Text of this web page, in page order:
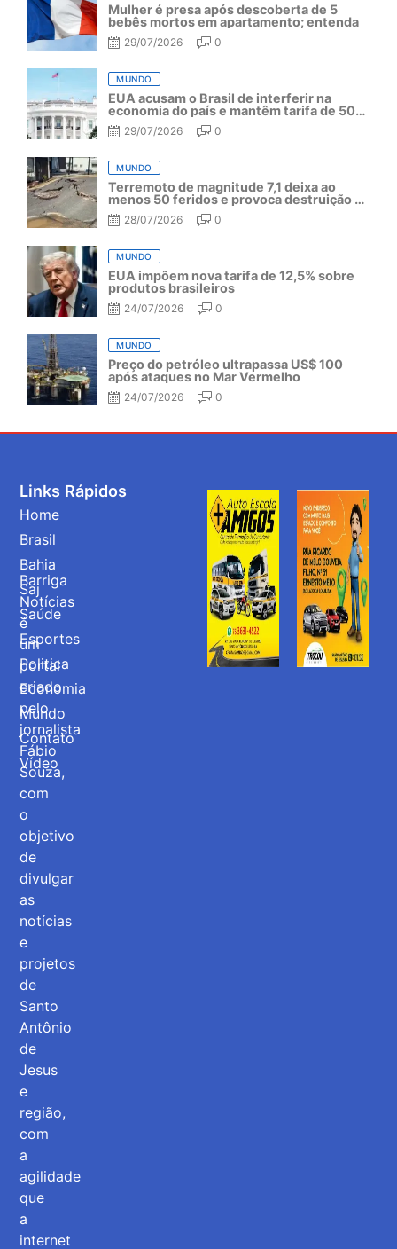
Mulher é presa após descoberta de 5
bebês mortos em apartamento; entenda
29/07/2026 0
MUNDO
EUA acusam o Brasil de interferir na
economia do país e mantêm tarifa de 50%
por mais um ano
29/07/2026 0
MUNDO
Terremoto de magnitude 7,1 deixa ao
menos 50 feridos e provoca destruição no
Japão
28/07/2026 0
MUNDO
EUA impõem nova tarifa de 12,5% sobre
produtos brasileiros
24/07/2026 0
MUNDO
Preço do petróleo ultrapassa US$ 100
após ataques no Mar Vermelho
24/07/2026 0
Barriga
Notícias
é
um
portal
criado
pelo
jornalista
Fábio
Souza,
com
o
objetivo
de
divulgar
as
notícias
e
projetos
de
Santo
Antônio
de
Jesus
e
região,
com
a
agilidade
que
a
internet
Links Rápidos
Home
Brasil
Bahia
Saj
Saúde
Esportes
Politica
Economia
Mundo
Contato
Vídeo